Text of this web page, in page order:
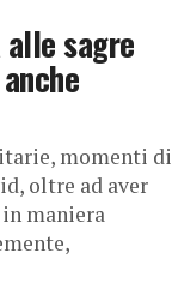
alle sagre
momenti di
oltre ad aver
maniera